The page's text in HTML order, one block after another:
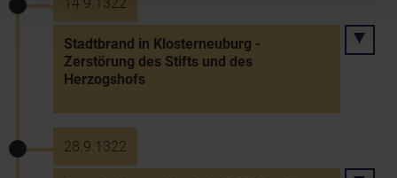
Stadtbrand in Klosterneuburg -
Zerstörung des Stifts und des
Herzogshofs
28.9.1322